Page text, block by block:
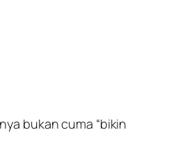
bukan cuma “bikin